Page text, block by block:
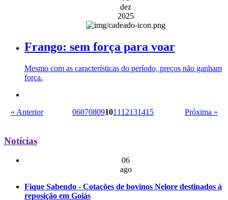
dez
2025
Frango: sem força para voar
Mesmo com as características do período, preços não ganham
força.
« Anterior 060708091011 12131415 Próxima »
Notícias
06
ago
Fique Sabendo - Cotações de bovinos Nelore destinados à
reposição em Goiás